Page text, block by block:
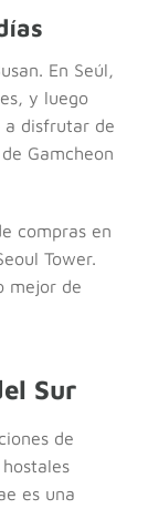
En Seúl,
y luego
a disfrutar de
Gamcheon
compras en
Tower.
mejor de
Sur
de
es una